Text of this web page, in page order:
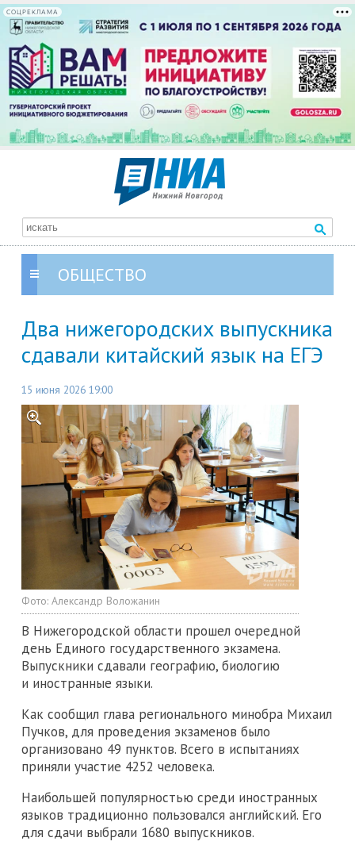
СОЦРЕКЛАМА
ОБЩЕСТВО
Два нижегородских выпускника
сдавали китайский язык на ЕГЭ
15 июня 2026 19:00
Фото: Александр Воложанин
В Нижегородской области прошел очередной
день Единого государственного экзамена.
Выпускники сдавали географию, биологию
и иностранные языки.
Как сообщил глава регионального минобра Михаил
Пучков, для проведения экзаменов было
организовано 49 пунктов. Всего в испытаниях
приняли участие 4252 человека.
Наибольшей популярностью среди иностранных
языков традиционно пользовался английский. Его
для сдачи выбрали 1680 выпускников.